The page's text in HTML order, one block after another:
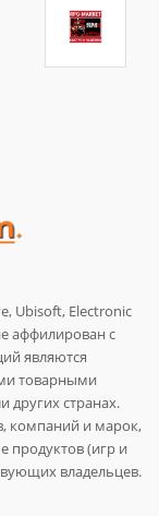
Ubisoft, Electronic
аффилирован с
являются
товарными
других странах.
компаний и марок,
продуктов (игр и
владельцев.